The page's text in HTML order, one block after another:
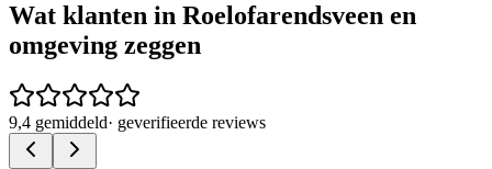
Wat klanten in Roelofarendsveen en
omgeving zeggen
9,4 gemiddeld· geverifieerde reviews